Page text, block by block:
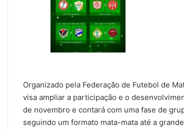
Organizado pela Federação de Futebol de
visa ampliar a participação e o
de novembro e contará com uma fase de
seguindo um formato mata-mata até a